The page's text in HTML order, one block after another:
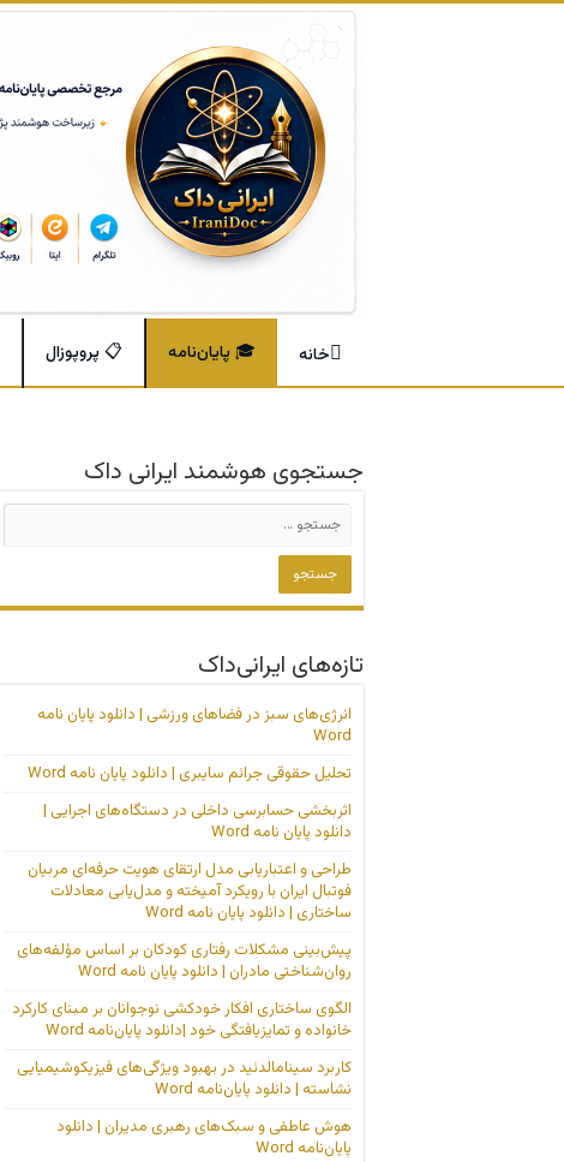
خانه 🎓 پایان‌نامه 📋 پروپوزال
جستجوی هوشمند ایرانی داک
تازه‌های ایرانی‌داک
انرژی‌های سبز در فضاهای ورزشی | دانلود پایان نامه
Word
تحلیل حقوقی جرائم سایبری | دانلود پایان نامه Word
اثربخشی حسابرسی داخلی در دستگاه‌های اجرایی |
دانلود پایان نامه Word
طراحی و اعتباریابی مدل ارتقای هویت حرفه‌ای مربیان
فوتبال ایران با رویکرد آمیخته و مدل‌یابی معادلات
ساختاری | دانلود پایان نامه Word
پیش‌بینی مشکلات رفتاری کودکان بر اساس مؤلفه‌های
روان‌شناختی مادران | دانلود پایان نامه Word
الگوی ساختاری افکار خودکشی نوجوانان بر مبنای کارکرد
خانواده و تمایزیافتگی خود |دانلود پایان‌نامه Word
کاربرد سینامالدئید در بهبود ویژگی‌های فیزیکوشیمیایی
نشاسته | دانلود پایان‌نامه Word
هوش عاطفی و سبک‌های رهبری مدیران | دانلود
پایان‌نامه Word